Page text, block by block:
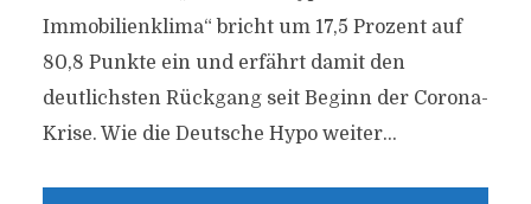
Immobilienklima“ bricht um 17,5 Prozent auf
80,8 Punkte ein und erfährt damit den
deutlichsten Rückgang seit Beginn der Corona-
Krise. Wie die Deutsche Hypo weiter...